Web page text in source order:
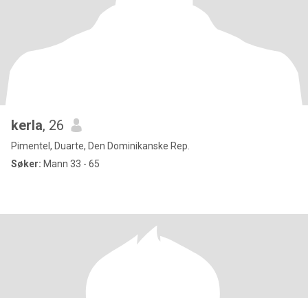
kerla, 26
Pimentel, Duarte, Den Dominikanske Rep.
Søker: Mann 33 - 65